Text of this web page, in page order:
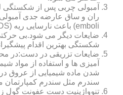
آمبولی چربی پس از شکستگی
emboli) باعث نارسایی ریه (ARDS) عوارض مغزی و
ضایعات دیگر می شود.بی
شکستگی بهترین اقدام
ضایعات تزریقی در دست:در
آمیزی ها و استفاده از مواد
شدن ماده شیمیایی از عروق
سندرم مثل سندرم کمپارتمان
تنوواژینیت دست عفونت گول